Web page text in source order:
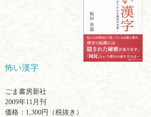
怖い漢字
ごま書房新社
2009年11月刊
価格：1,300円（税抜き）